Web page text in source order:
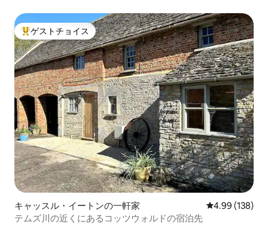
大好評のゲストチョイスです。
ゲストチョイス
キャッスル・イートンの一軒家 レビュー138
4.99 (138)
テムズ川の近くにあるコッツウォルドの宿泊先